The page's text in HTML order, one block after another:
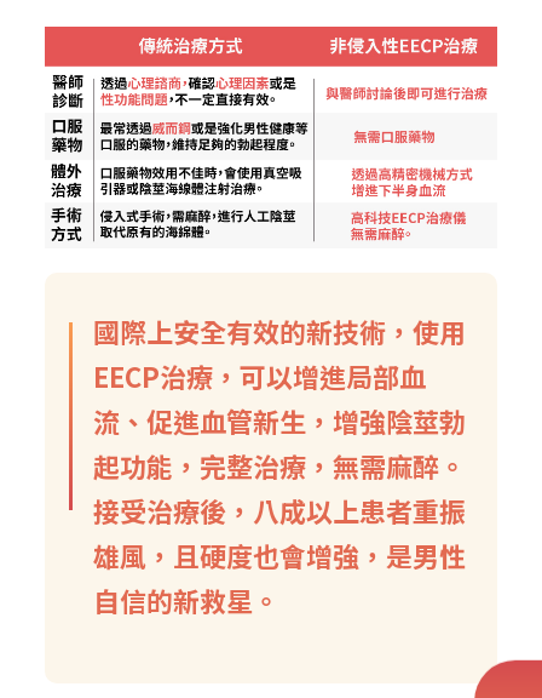
國際上安全有效的新技術，使用
EECP治療，可以增進局部血
流、促進血管新生，增強陰莖勃
起功能，完整治療，無需麻醉。
接受治療後，八成以上患者重振
雄風，且硬度也會增強，是男性
自信的新救星。